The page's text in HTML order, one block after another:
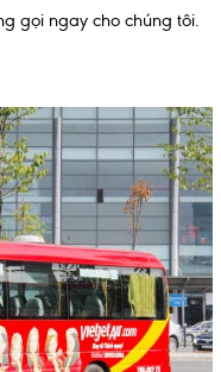
gọi ngay cho chúng tôi.